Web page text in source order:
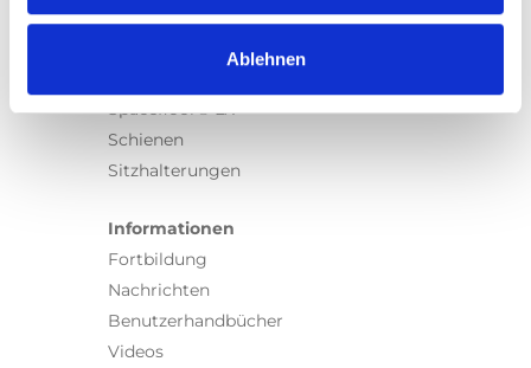
Ablehnen
Spacefloor® LX
Schienen
Sitzhalterungen
Informationen
Fortbildung
Nachrichten
Benutzerhandbücher
Videos